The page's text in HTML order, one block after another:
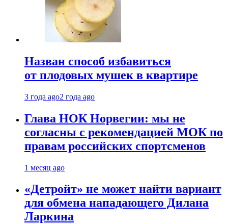
Назван способ избавиться
от плодовых мушек в квартире
3 года ago2 года ago
Глава НОК Норвегии: мы не
согласны с рекомендацией МОК по
правам российских спортсменов
1 месяц ago
«Детройт» не может найти вариант
для обмена нападающего Дилана
Ларкина